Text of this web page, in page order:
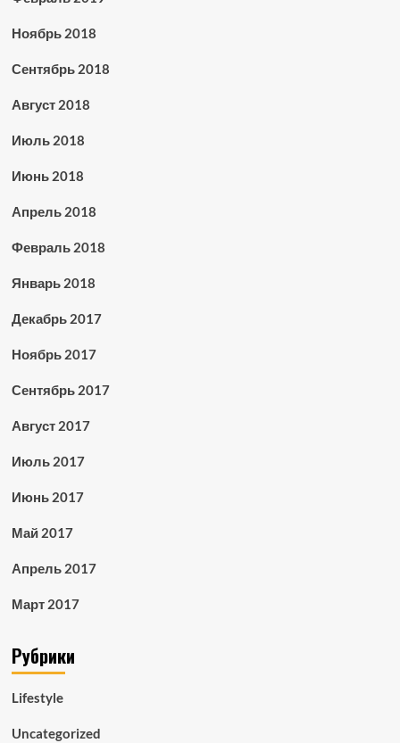
Ноябрь 2018
Сентябрь 2018
Август 2018
Июль 2018
Июнь 2018
Апрель 2018
Февраль 2018
Январь 2018
Декабрь 2017
Ноябрь 2017
Сентябрь 2017
Август 2017
Июль 2017
Июнь 2017
Май 2017
Апрель 2017
Март 2017
Рубрики
Lifestyle
Uncategorized